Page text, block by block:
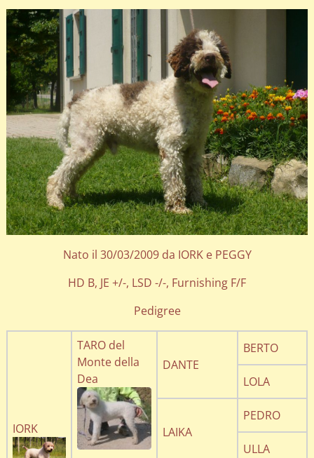
Nato il 30/03/2009 da IORK e PEGGY
HD B, JE +/-, LSD -/-, Furnishing F/F
Pedigree
IORK
TARO del
Monte della
Dea
DANTE
BERTO
LOLA
LAIKA
PEDRO
ULLA